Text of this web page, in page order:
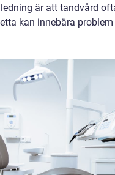
är att tandvård
kan innebära